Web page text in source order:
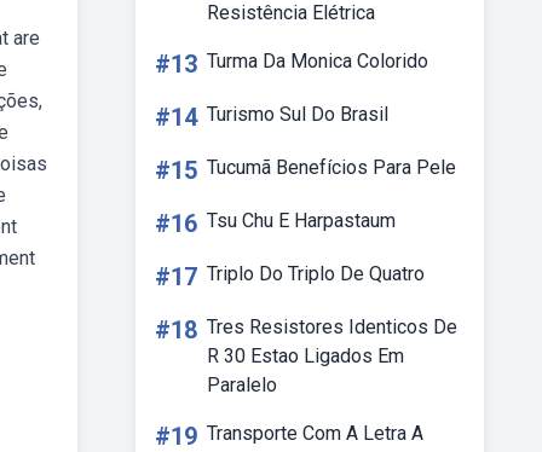
are
Resistência Elétrica
#13 Turma Da Monica Colorido
#14 Turismo Sul Do Brasil
#15 Tucumã Benefícios Para Pele
#16 Tsu Chu E Harpastaum
#17 Triplo Do Triplo De Quatro
#18 Tres Resistores Identicos De
R 30 Estao Ligados Em
Paralelo
#19 Transporte Com A Letra A